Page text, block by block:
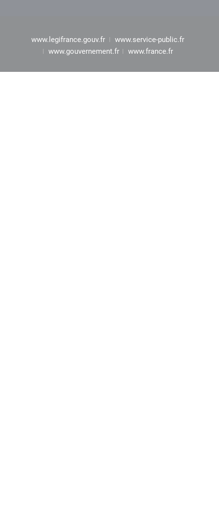
www.legifrance.gouv.fr
www.service-public.fr
www.gouvernement.fr
www.france.fr